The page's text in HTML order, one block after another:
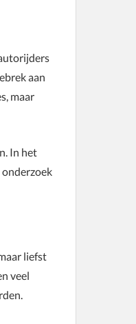
aan
maar
In het
liefst
veel